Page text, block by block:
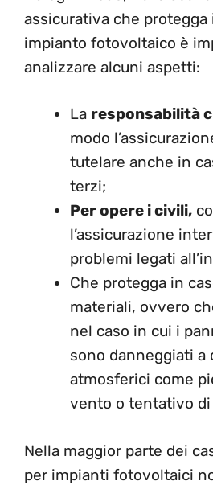
assicurativa che protegga
impianto fotovoltaico è
analizzare alcuni aspetti:
La responsabilità
modo
tutelare anche in
terzi;
Per opere i civili,
l’assicurazione
problemi legati
Che protegga in
materiali, ovvero
nel caso in cui i
sono danneggiati a
atmosferici come
vento o tentativo
Nella maggior parte dei
per impianti fotovoltaici